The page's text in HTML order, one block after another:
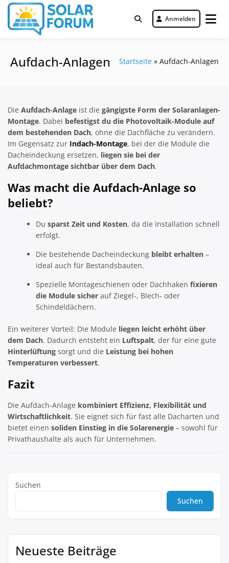
Zum
Inhalt
springen
Solar Forum
Deutschlandweit Nr. 1 Forum für
gewerbliche Solar Investments
Anmelden
Aufdach-Anlagen Startseite » Aufdach-Anlagen
Die Aufdach-Anlage ist die gängigste Form der Solaranlagen-
Montage. Dabei befestigst du die Photovoltaik-Module auf
dem bestehenden Dach, ohne die Dachfläche zu verändern.
Im Gegensatz zur Indach-Montage, bei der die Module die
Dacheindeckung ersetzen, liegen sie bei der
Aufdachmontage sichtbar über dem Dach.
Was macht die Aufdach-Anlage so
beliebt?
Du sparst Zeit und Kosten, da die Installation schnell
erfolgt.
Die bestehende Dacheindeckung bleibt erhalten–
ideal auch für Bestandsbauten.
Spezielle Montageschienen oder Dachhaken fixieren
die Module sicherauf Ziegel-, Blech- oder
Schindeldächern.
Ein weiterer Vorteil: Die Module liegen leicht erhöht über
dem Dach. Dadurch entsteht ein Luftspalt, der für eine gute
Hinterlüftung sorgt und die Leistung bei hohen
Temperaturen verbessert.
Fazit
Die Aufdach-Anlage kombiniert Effizienz, Flexibilität und
Wirtschaftlichkeit. Sie eignet sich für fast alle Dacharten und
bietet einen soliden Einstieg in die Solarenergie – sowohl für
Privathaushalte als auch für Unternehmen.
Suchen
Suchen
Neueste Beiträge